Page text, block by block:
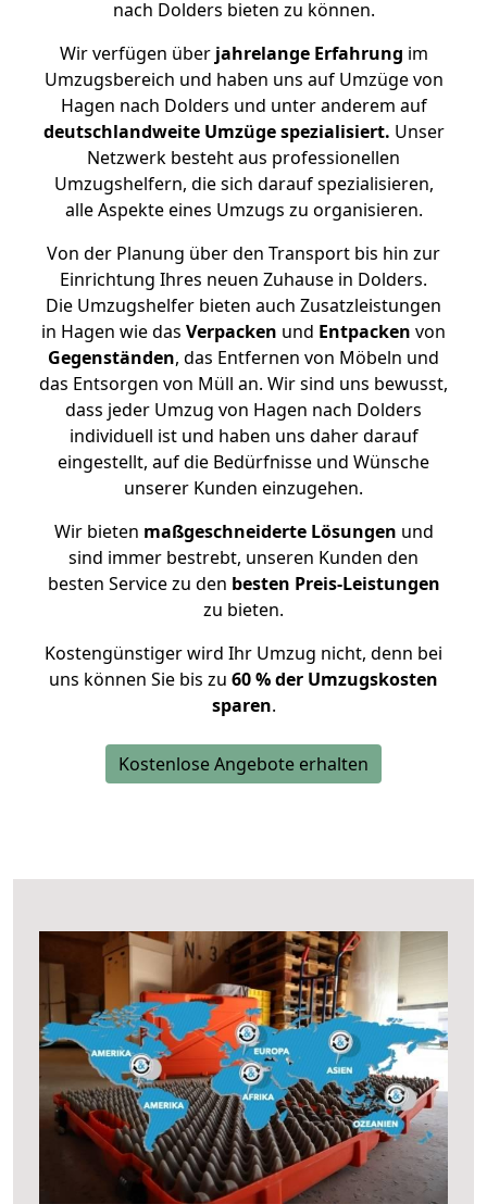
nach Dolders bieten zu können.
Wir verfügen überjahrelange Erfahrung im
Umzugsbereich und haben uns auf Umzüge von
Hagen nach Dolders und unter anderem auf
deutschlandweite Umzüge spezialisiert. Unser
Netzwerk besteht aus professionellen
Umzugshelfern, die sich darauf spezialisieren,
alle Aspekte eines Umzugs zu organisieren.
Von der Planung über den Transport bis hin zur
Einrichtung Ihres neuen Zuhause in Dolders.
Die Umzugshelfer bieten auch Zusatzleistungen
in Hagen wie das Verpacken und Entpacken von
Gegenständen, das Entfernen von Möbeln und
das Entsorgen von Müll an. Wir sind uns bewusst,
dass jeder Umzug von Hagen nach Dolders
individuell ist und haben uns daher darauf
eingestellt, auf die Bedürfnisse und Wünsche
unserer Kunden einzugehen.
Wir bieten maßgeschneiderte Lösungen und
sind immer bestrebt, unseren Kunden den
besten Service zu den besten Preis-Leistungen
zu bieten.
Kostengünstiger wird Ihr Umzug nicht, denn bei
uns können Sie bis zu 60 % der Umzugskosten
sparen.
Kostenlose Angebote erhalten